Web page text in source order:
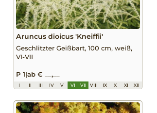
Aruncus dioicus 'Kneiffii'
Geschlitzter Geißbart, 100 cm, weiß,
VI-VII
P 1|ab € __,__
I II III IV V VI VII VIII IX X XI XII